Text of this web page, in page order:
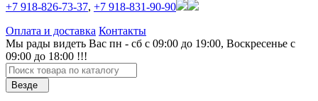
+7 918-826-73-37, +7 918-831-90-90
Оплата и доставка Контакты
Мы рады видеть Вас пн - сб с 09:00 до 19:00, Воскресенье с
09:00 до 18:00 !!!
Везде